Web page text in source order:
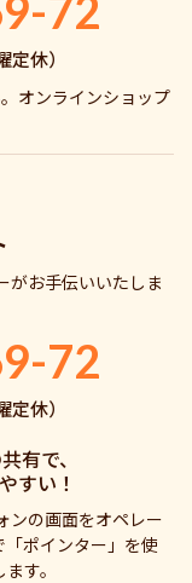
休）
オンラインショップ
がお手伝いいたしま
72
休）
有で、
すい！
ンの画面をオペレー
ポインター」を使
す。